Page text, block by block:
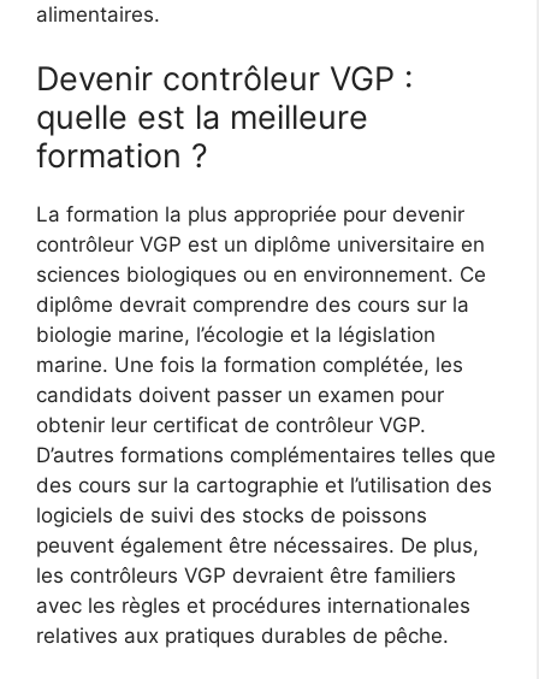
alimentaires.
Devenir contrôleur VGP :
quelle est la meilleure
formation ?
La formation la plus appropriée pour devenir
contrôleur VGP est un diplôme universitaire en
sciences biologiques ou en environnement. Ce
diplôme devrait comprendre des cours sur la
biologie marine, l’écologie et la législation
marine. Une fois la formation complétée, les
candidats doivent passer un examen pour
obtenir leur certificat de contrôleur VGP.
D’autres formations complémentaires telles que
des cours sur la cartographie et l’utilisation des
logiciels de suivi des stocks de poissons
peuvent également être nécessaires. De plus,
les contrôleurs VGP devraient être familiers
avec les règles et procédures internationales
relatives aux pratiques durables de pêche.